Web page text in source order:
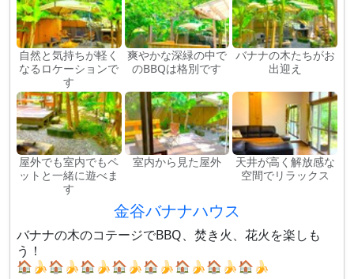
自然と気持ちが軽く
なるロケーションで
す
爽やかな深緑の中で
のBBQは格別です
バナナの木たちがお
出迎え
屋外でも室内でもペ
ットと一緒に遊べま
す
室内から見た屋外
天井が高く解放感な
空間でリラックス
金谷バナナハウス
バナナの木のコテージでBBQ、焚き火、花火を楽しも
う！
🏠🍌🏠🍌🏠🍌🏠🍌🏠🍌🏠🍌🏠🍌🏠🍌